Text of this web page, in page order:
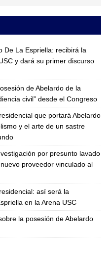
De La Espriella: recibirá la
y dará su primer discurso
de Abelardo de la
civil” desde el Congreso
que portará Abelardo
y el arte de un sastre
por presunto lavado
proveedor vinculado al
así será la
en la Arena USC
la posesión de Abelardo